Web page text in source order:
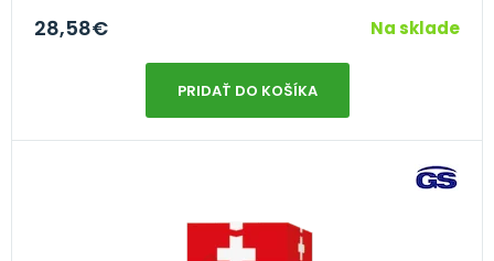
28,58€ Na sklade
PRIDAŤ DO KOŠÍKA